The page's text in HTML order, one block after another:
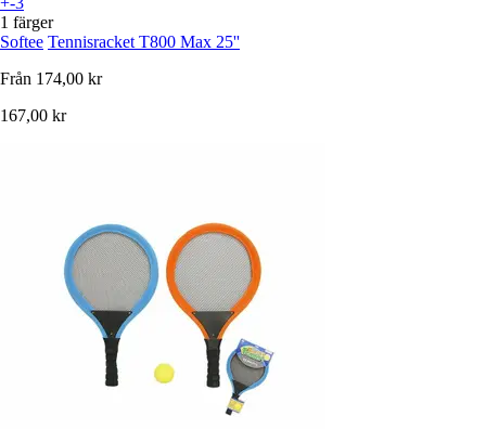
1 färger
Softee Tennisracket T800 Max 25''
Från 174,00 kr
167,00 kr